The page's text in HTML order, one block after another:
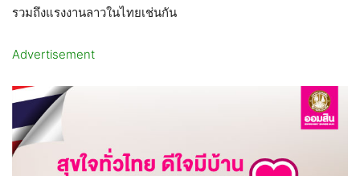
รวมถึงแรงงานลาวในไทยเช่นกัน
Advertisement